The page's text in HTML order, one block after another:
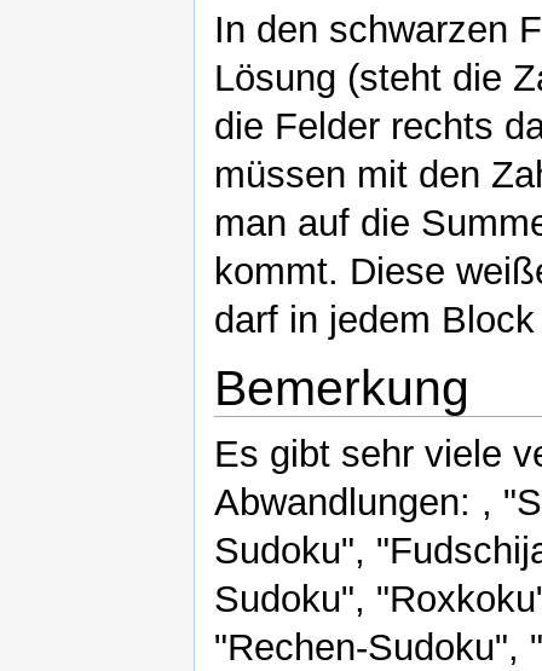
In den schwarzen
Lösung (steht die
die Felder rechts
müssen mit den
man auf die
kommt. Diese
darf in jedem
Bemerkung
Es gibt sehr viele
Abwandlungen: ,
Sudoku",
Sudoku",
"Rechen-Sudoku",